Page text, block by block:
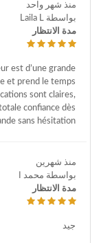
منذ شهر واحد
بواسطة Laila L
مدة الانتظار
est d’une grande
et prend le temps
sont claires,
confiance dès
sans hésitation
منذ شهرين
بواسطة محمد ا
مدة الانتظار
جيد